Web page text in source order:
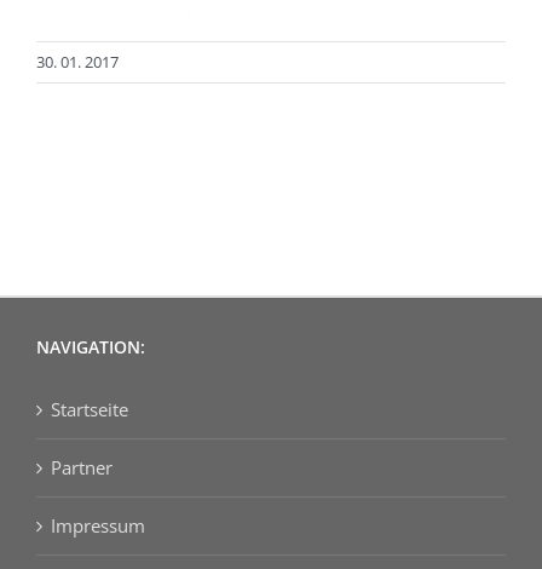
30. 01. 2017
NAVIGATION:
Startseite
Partner
Impressum